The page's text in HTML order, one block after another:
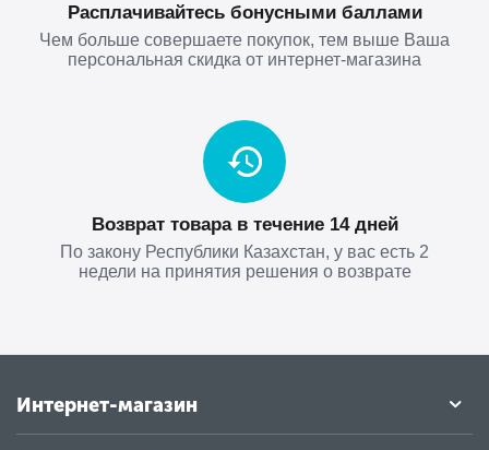
Расплачивайтесь бонусными баллами
Чем больше совершаете покупок, тем выше Ваша
персональная скидка от интернет-магазина
Возврат товара в течение 14 дней
По закону Республики Казахстан, у вас есть 2
недели на принятия решения о возврате
Интернет-магазин